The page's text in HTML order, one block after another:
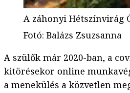
A záhonyi Hétszínvirág
Fotó: Balázs Zsuzsanna
A szülők már 2020-ban, a
kitörésekor online
a menekülés a közvetlen